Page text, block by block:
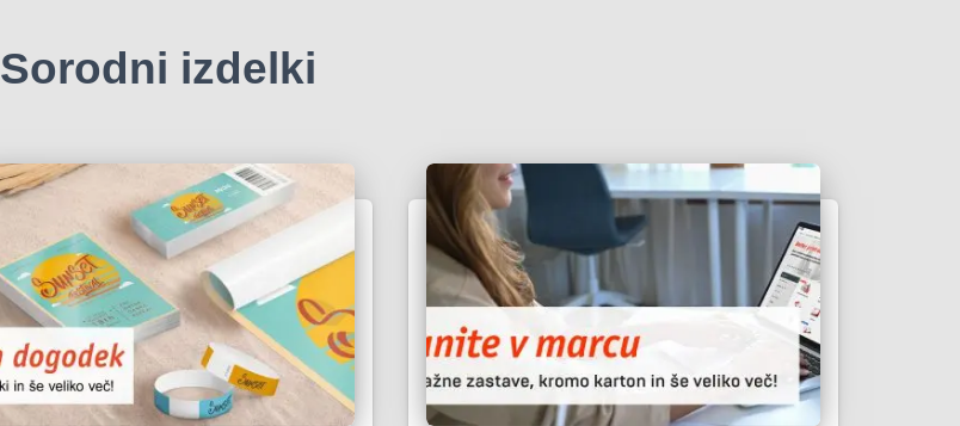
Sorodni izdelki